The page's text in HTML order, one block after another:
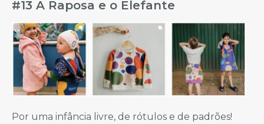
#13 A Raposa e o Elefante
Por uma infância livre, de rótulos e de padrões!